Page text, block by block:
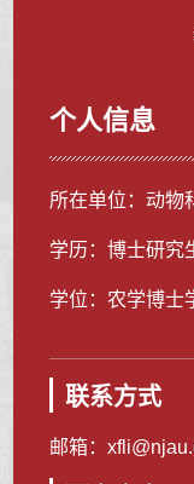
个人信息
所在单位：动物
学历：博士研究
学位：农学博士
联系方式
邮箱：